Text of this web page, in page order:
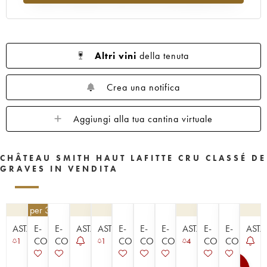
1955
1953 1952 1950
1949
1947
1945 1920 1878
Altri vini della tenuta
Crea una notifica
Aggiungi alla tua cantina virtuale
CHÂTEAU SMITH HAUT LAFITTE CRU CLASSÉ DE
GRAVES IN VENDITA
ASTA
1
per 3 | - 10%
E-
COMMERCE
E-
COMMERCE
ASTA ASTA
1
E-
COMMERCE
E-
COMMERCE
E-
COMMERCE
ASTA
4
E-
COMMERCE
E-
ASTA